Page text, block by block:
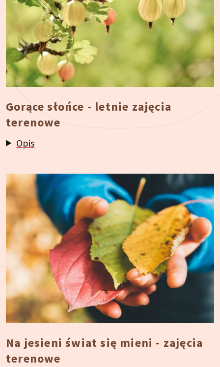
Gorące słońce - letnie zajęcia
terenowe
Opis
Na jesieni świat się mieni - zajęcia
terenowe